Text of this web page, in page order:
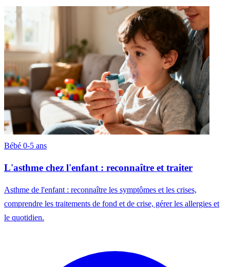
Bébé 0-5 ans
L'asthme chez l'enfant : reconnaître et traiter
Asthme de l'enfant : reconnaître les symptômes et les crises,
comprendre les traitements de fond et de crise, gérer les allergies et
le quotidien.